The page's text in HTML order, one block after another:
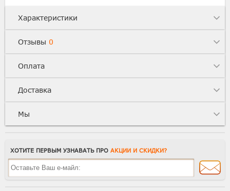
Характеристики
Отзывы 0
Оплата
Доставка
Мы
ХОТИТЕ ПЕРВЫМ УЗНАВАТЬ ПРО АКЦИИ И СКИДКИ?